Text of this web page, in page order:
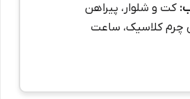
کت و شلوار، پیراهن
چرم کلاسیک، ساعت